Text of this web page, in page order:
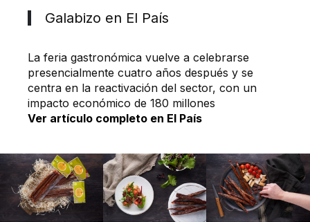
Galabizo en El País
La feria gastronómica vuelve a celebrarse
presencialmente cuatro años después y se
centra en la reactivación del sector, con un
impacto económico de 180 millones
Ver artículo completo en El País